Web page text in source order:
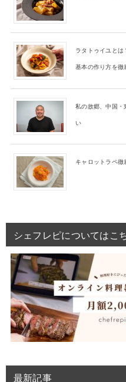
ラタトゥイユとは
基本の作り方を徹
私の故郷、中国・
い
キャロットラペ
シェフレピについてはこ
最新記事